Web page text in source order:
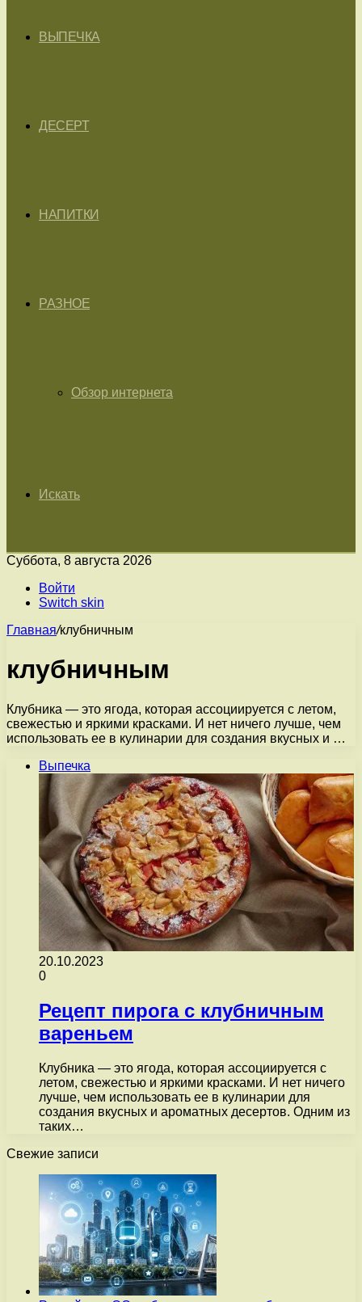
ВЫПЕЧКА
ДЕСЕРТ
НАПИТКИ
РАЗНОЕ
Обзор интернета
Искать
Суббота, 8 августа 2026
Войти
Switch skin
Главная/клубничным
клубничным
Клубника — это ягода, которая ассоциируется с летом,
свежестью и яркими красками. И нет ничего лучше, чем
использовать ее в кулинарии для создания вкусных и …
Выпечка
20.10.2023
0
Рецепт пирога с клубничным
вареньем
Клубника — это ягода, которая ассоциируется с
летом, свежестью и яркими красками. И нет ничего
лучше, чем использовать ее в кулинарии для
создания вкусных и ароматных десертов. Одним из
таких…
Свежие записи